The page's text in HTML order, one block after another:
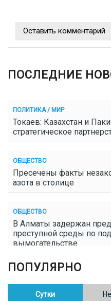
Оставить комментарий
ПОСЛЕДНИЕ
ПОЛИТИКА / МИР
Токаев: Казахстан и
стратегическое
ОБЩЕСТВО
Пресечены факты
азота в столице
ОБЩЕСТВО
В Алматы задержан
преступной среды по
вымогательстве
ОБЩЕСТВО
Полицейские пресекли
конопли в Таразе
ПОПУЛЯРНО
Сутки